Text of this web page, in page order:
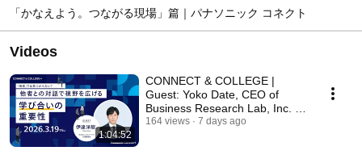
「かなえよう。つながる現場」篇｜パナソニック コネクト
Videos
1:04:52
CONNECT & COLLEGE |
Guest: Yoko Date, CEO of
Business Research Lab, Inc. -
"Can't Find It Through...
164 views 7 days ago